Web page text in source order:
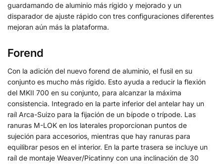
guardamando de aluminio más rígido y mejorado y un
disparador de ajuste rápido con tres configuraciones diferentes
mejoran aún más la plataforma.
Forend
Con la adición del nuevo forend de aluminio, el fusil en su
conjunto es mucho más rígido. Esto ayuda a reducir la flexión
del MKII 700 en su conjunto, para alcanzar la máxima
consistencia. Integrado en la parte inferior del antelar hay un
raíl Arca-Suizo para la fijación de un bípode o trípode. Las
ranuras M-LOK en los laterales proporcionan puntos de
sujeción para accesorios, mientras que hay ranuras para
equilibrar pesos en el interior. En la parte trasera se incluye un
raíl de montaje Weaver/Picatinny con una inclinación de 30